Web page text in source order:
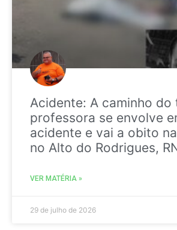
Acidente: A caminho do
professora se envolve
acidente e vai a obito na
no Alto do Rodrigues,
VER MATÉRIA »
29 de julho de 2026